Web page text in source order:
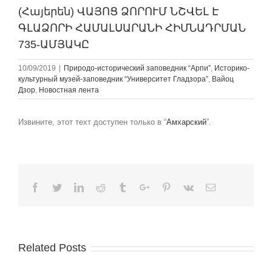
(Հայերեն) ՎԱՅՈՑ ՁՈՐՈՒՄ ՆՇՎԵԼ Է
ԳԼԱՁՈՐԻ ՀԱՄԱԼՍԱՐԱՆԻ ՀԻՄՆԱԴՐՄԱՆ
735-ԱՄՅԱԿԸ
10/09/2019 Природо-исторический заповедник “Арпи”, Историко-
культурный музей-заповедник “Университет Гладзорa”, Вайоц
Дзор, Новостная лента
Извините, этот техт доступен только в “Амхарский”.
Facebook
TwitterLinkedinReddit TumblrGoogle+Pinterest
Vk Email
Related Posts